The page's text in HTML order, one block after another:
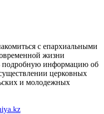
с епархиальными
жизни
подробную информацию об
церковных
и молодежных